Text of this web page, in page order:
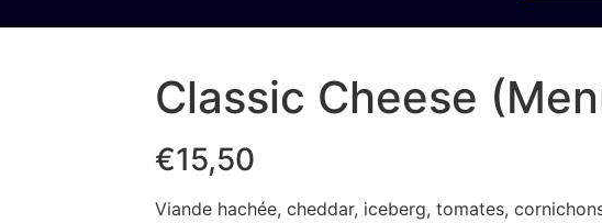
Classic Cheese
€15,50
Viande hachée, cheddar, iceberg, tomates,